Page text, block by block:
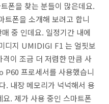
폰을 찾는 분들이 많은데요.
폰을 소개해 보려고 합니
중 인데요. 일정기간 내에
디지 UMIDIGI F1 는 얼핏보
이 조금 더 저렴한 만큼 사
프로세서를 사용했습니
. 내장 메모리가 넉넉해서 용
. 제가 사용 중인 스마트폰